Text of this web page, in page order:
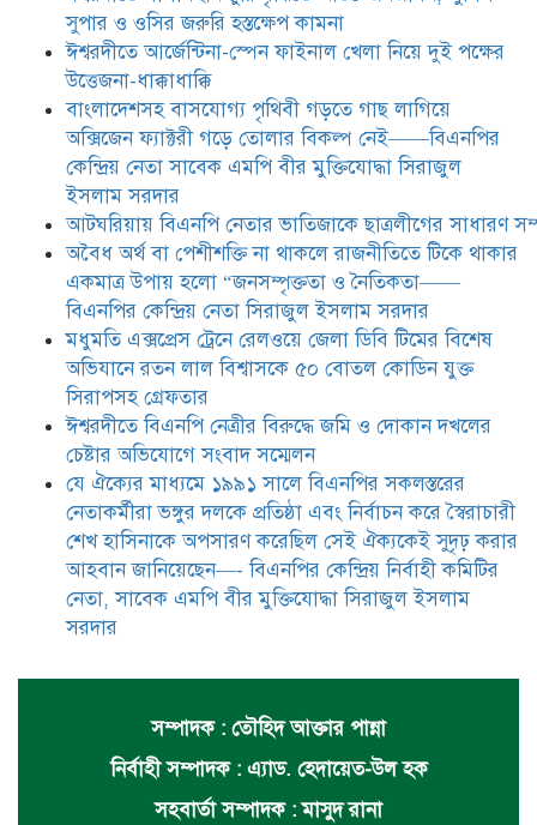
ঈশ্বরদীতে বিএনপি নেত্রীর বিরুদ্ধে জমি ও
দোকান দখলের চেষ্টার অভিযোগে সংবাদ
সম্মেলন
যে ঐক্যের মাধ্যমে ১৯৯১ সালে
বিএনপির সকলস্তরের নেতাকর্মীরা ভঙ্গুর
দলকে প্রতিষ্ঠা এবং নির্বাচন করে
স্বৈরাচারী শেখ হাসিনাকে অপসারণ
করেছিল সেই ঐক্যকেই সুদৃঢ় করার
আহবান জানিয়েছেন—- বিএনপির কেন্দ্রিয় নির্বাহী কমিটির নেতা,
সাবেক এমপি বীর মুক্তিযোদ্ধা সিরাজুল ইসলাম সরদার
সুপার ও ওসির জরুরি হস্তক্ষেপ কামনা ​
ঈশ্বরদীতে আর্জেন্টিনা-স্পেন ফাইনাল খেলা নিয়ে দুই পক্ষের
উত্তেজনা-ধাক্কাধাক্কি
বাংলাদেশসহ বাসযোগ্য পৃথিবী গড়তে গাছ লাগিয়ে
অক্সিজেন ফ্যাক্টরী গড়ে তোলার বিকল্প নেই——বিএনপির
কেন্দ্রিয় নেতা সাবেক এমপি বীর মুক্তিযোদ্ধা সিরাজুল
ইসলাম সরদার
আটঘরিয়ায় বিএনপি নেতার ভাতিজাকে ছাত্রলীগের সাধারণ
​​অবৈধ অর্থ বা পেশীশক্তি না থাকলে রাজনীতিতে টিকে থাকার
একমাত্র উপায় হলো “জনসম্পৃক্ততা ও নৈতিকতা——
বিএনপির কেন্দ্রিয় নেতা সিরাজুল ইসলাম সরদার
মধুমতি এক্সপ্রেস ট্রেনে রেলওয়ে জেলা ডিবি টিমের বিশেষ
অভিযানে রতন লাল বিশ্বাসকে ৫০ বোতল কোডিন যুক্ত
সিরাপসহ গ্রেফতার
ঈশ্বরদীতে বিএনপি নেত্রীর বিরুদ্ধে জমি ও দোকান দখলের
চেষ্টার অভিযোগে সংবাদ সম্মেলন
যে ঐক্যের মাধ্যমে ১৯৯১ সালে বিএনপির সকলস্তরের
নেতাকর্মীরা ভঙ্গুর দলকে প্রতিষ্ঠা এবং নির্বাচন করে স্বৈরাচারী
শেখ হাসিনাকে অপসারণ করেছিল সেই ঐক্যকেই সুদৃঢ় করার
আহবান জানিয়েছেন—- বিএনপির কেন্দ্রিয় নির্বাহী কমিটির
নেতা, সাবেক এমপি বীর মুক্তিযোদ্ধা সিরাজুল ইসলাম
সরদার
সম্পাদক : তৌহিদ আক্তার পান্না
নির্বাহী সম্পাদক : এ্যাড. হেদায়েত-উল হক
সহবার্তা সম্পাদক : মাসুদ রানা